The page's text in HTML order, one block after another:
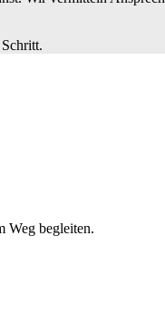
Weg begleiten.